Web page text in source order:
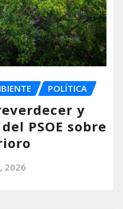
POLÍTICA
y
PSOE sobre
2026